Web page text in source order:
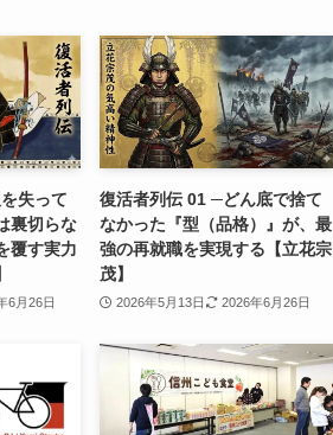
失って
裏切らな
覆す実力
6月26日
復活者列伝 01 ─どん底で捨て
なかった『型（品格）』が、最
強の再就職を実現する【立花宗
茂】
2026年5月13日 2026年6月26日